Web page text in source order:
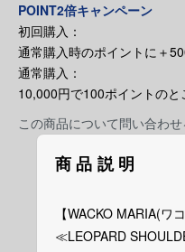
POINT2倍キャンペーン
初回購入：
通常購入時のポイントに＋
通常購入：
10,000円で100ポイントの
この商品について問い合わせ
商品説明
【WACKO MARIA(ワ
≪LEOPARD